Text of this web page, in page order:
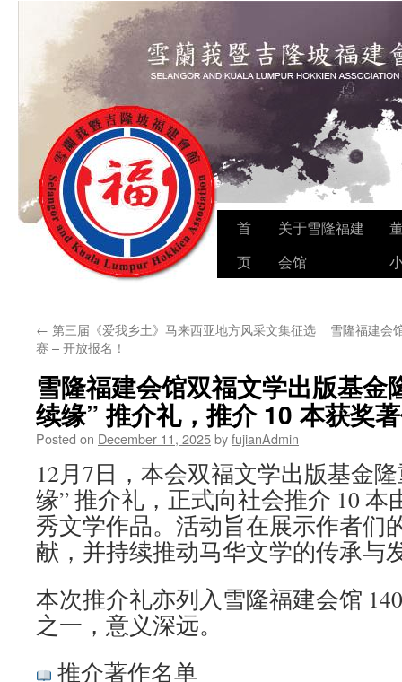
Skip
首
页
关于雪隆福建
会馆
← 第三届《爱我乡土》马来西亚地方风采文集征选
赛 – 开放报名！
雪隆福建会
雪隆福建会馆双福文学出版基金
续缘” 推介礼，推介 10 本获奖
Posted on December 11, 2025byfujianAdmin
12月7日，本会双福文学出版基金
缘” 推介礼，正式向社会推介 10
秀文学作品。活动旨在展示作者们
献，并持续推动马华文学的传承与
本次推介礼亦列入雪隆福建会馆
之一，意义深远。
推介著作名单